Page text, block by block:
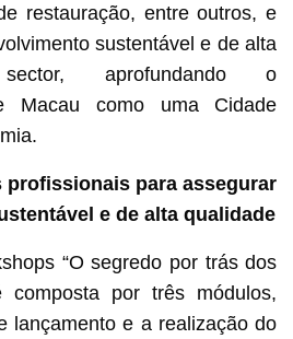
dos pratos deliciosos”
restauração, entre outros, e
sustentável e de alta
aprofundando o
Macau como uma Cidade
profissionais para assegurar
e de alta qualidade
“O segredo por trás dos
composta por três módulos,
lançamento e a realização do